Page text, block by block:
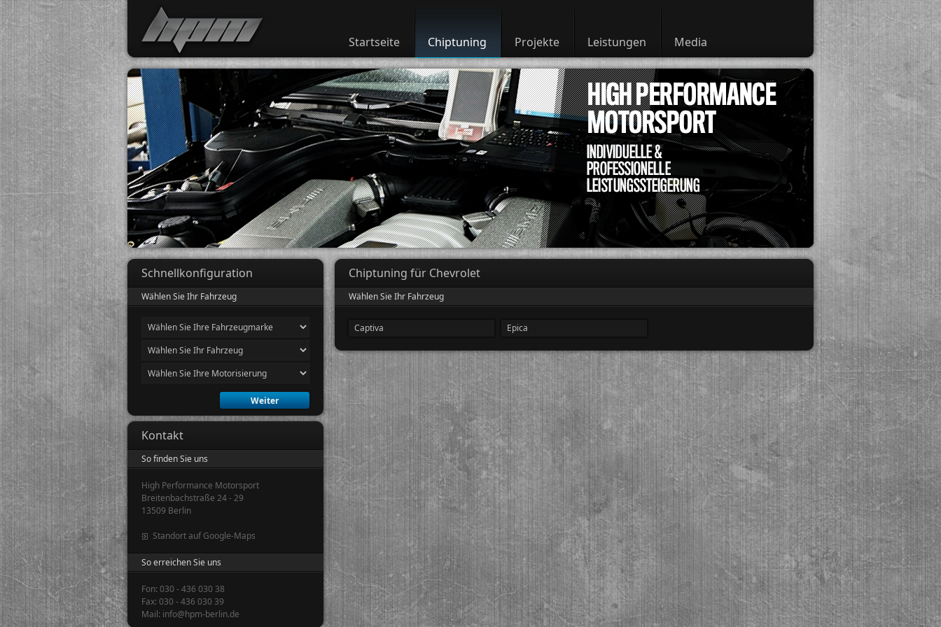
Startseite Chiptuning Projekte Leistungen Media
Chiptuning für Chevrolet
Wählen Sie Ihr Fahrzeug
Captiva Epica
Schnellkonfiguration
Wählen Sie Ihr Fahrzeug
Kontakt
So finden Sie uns
High Performance Motorsport
Breitenbachstraße 24 - 29
13509 Berlin
Standort auf Google-Maps
So erreichen Sie uns
Fon: 030 - 436 030 38
Fax: 030 - 436 030 39
Mail: info@hpm-berlin.de